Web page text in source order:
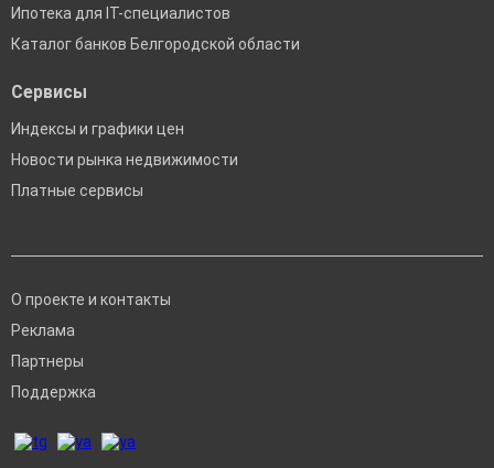
Ипотека для IT-специалистов
Каталог банков Белгородской области
Сервисы
Индексы и графики цен
Новости рынка недвижимости
Платные сервисы
О проекте и контакты
Реклама
Партнеры
Поддержка